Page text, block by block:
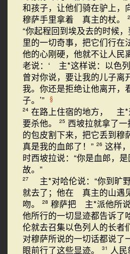
和孩子，让他们骑在驴上，
穆萨手里拿着 真主的杖。
“你起程回到埃及去的时候
里的一切奇事，把它们行在
他的心刚硬，他就不让人民
老说：‘ 主*这样说：以色
曾对你说，要让我的儿子离
我。你还是拒绝让他离开，
子。’”
§
24 在路上住宿的地方， 主*
要杀他。
25 西坡拉就拿了
的包皮割下来，把它丢到穆
真是我的血郎了！” 26 这样
时西坡拉说：“你是血郎，
故。”
27
主*对哈伦说：“你到旷
就去了；他在 真主的山遇
吻。
28 穆萨把 主*派他所
他所行的一切显迹都告诉了
伦就去召集以色列人的长者
对穆萨所说的一切话都说了
眼前行了这些显迹。
31 人